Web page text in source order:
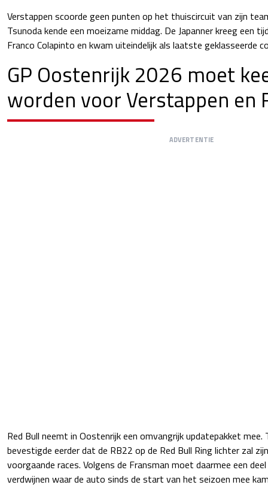
Verstappen scoorde geen punten op het thuiscircuit van zijn
Tsunoda kende een moeizame middag. De Japanner kreeg een
Franco Colapinto en kwam uiteindelijk als laatste geklasseerde
GP Oostenrijk 2026 moet
worden voor Verstappen en
ADVERTENTIE
Red Bull neemt in Oostenrijk een omvangrijk updatepakket mee.
bevestigde eerder dat de RB22 op de Red Bull Ring lichter zal
voorgaande races. Volgens de Fransman moet daarmee een
verdwijnen waar de auto sinds de start van het seizoen mee